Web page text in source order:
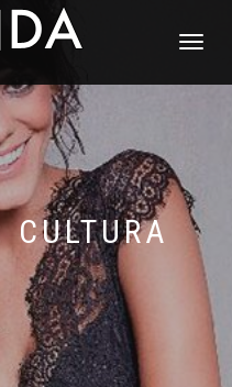
ALTERNAR
CULTURA